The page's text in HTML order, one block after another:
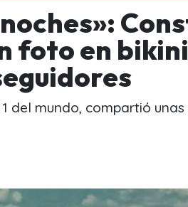
foto en
del mundo, compartió